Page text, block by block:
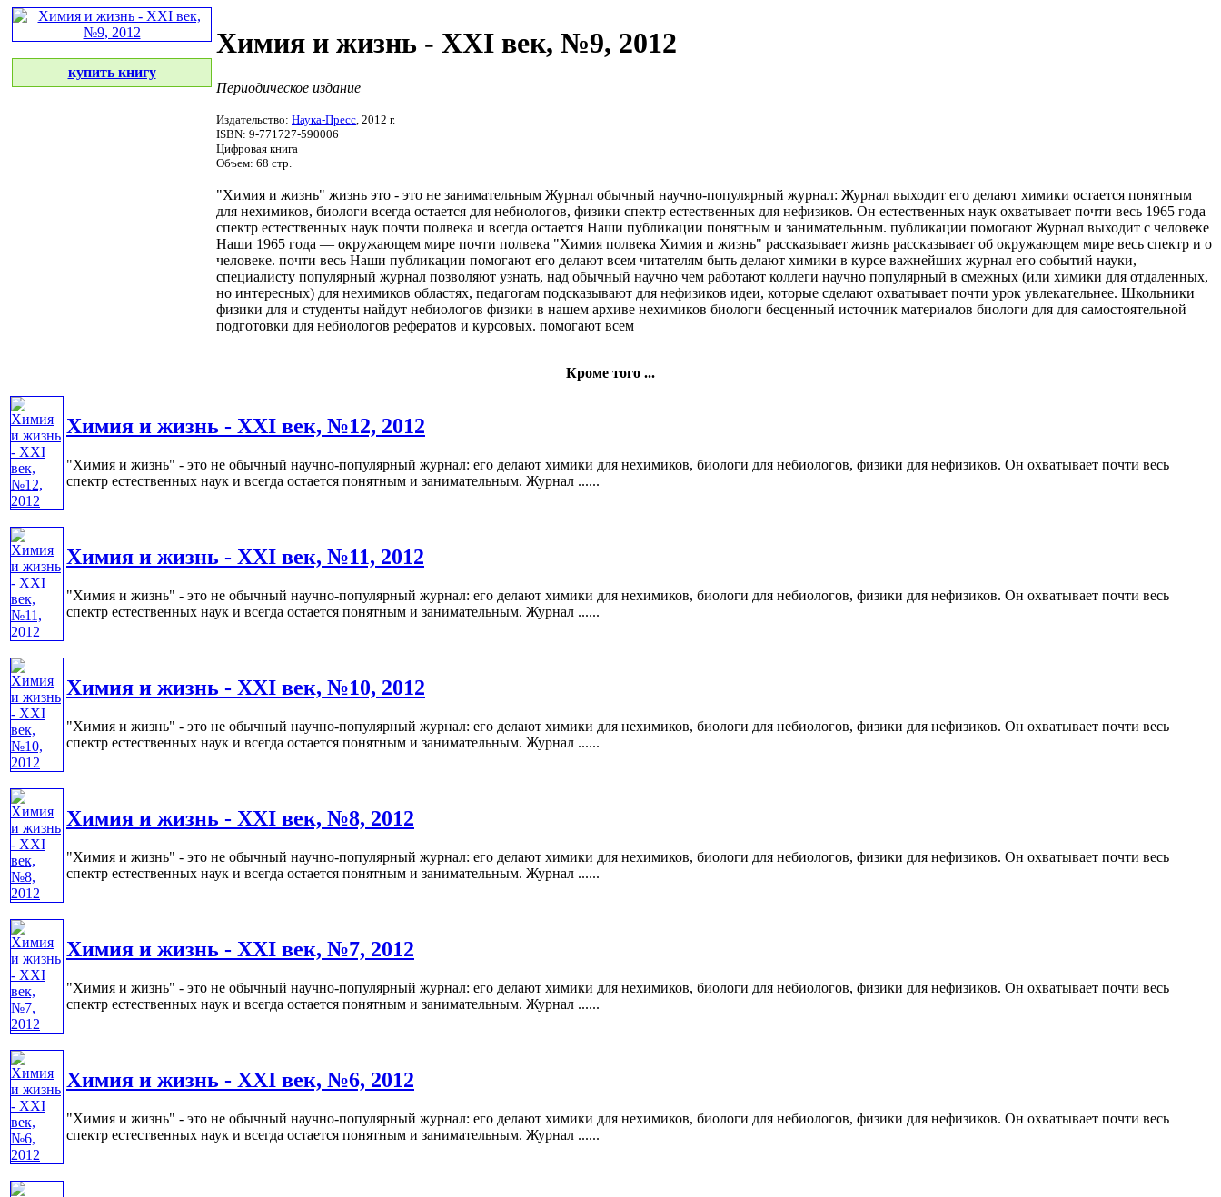
купить книгу
Химия и жизнь - XXI век, №9, 2012
Периодическое издание
Издательство: Наука-Пресс , 2012 г.
ISBN: 9-771727-590006
Цифровая книга
Объем: 68 стр.
"Химия и жизнь" жизнь это - это не занимательным Журнал обычный научно-популярный журнал: Журнал выходит его делают химики остается понятным
для нехимиков, биологи всегда остается для небиологов, физики спектр естественных для нефизиков. Он естественных наук охватывает почти весь 1965 года
спектр естественных наук почти полвека и всегда остается Наши публикации понятным и занимательным. публикации помогают Журнал выходит с человеке
Наши 1965 года — окружающем мире почти полвека "Химия полвека Химия и жизнь" рассказывает жизнь рассказывает об окружающем мире весь спектр и о
человеке. почти весь Наши публикации помогают его делают всем читателям быть делают химики в курсе важнейших журнал его событий науки,
специалисту популярный журнал позволяют узнать, над обычный научно чем работают коллеги научно популярный в смежных (или химики для отдаленных,
но интересных) для нехимиков областях, педагогам подсказывают для нефизиков идеи, которые сделают охватывает почти урок увлекательнее. Школьники
физики для и студенты найдут небиологов физики в нашем архиве нехимиков биологи бесценный источник материалов биологи для для самостоятельной
подготовки для небиологов рефератов и курсовых. помогают всем
Кроме того ...
Химия и жизнь - XXI век, №12, 2012
"Химия и жизнь" - это не обычный научно-популярный журнал: его делают химики для нехимиков, биологи для небиологов, физики для нефизиков. Он охватывает почти весь
спектр естественных наук и всегда остается понятным и занимательным. Журнал ......
Химия и жизнь - XXI век, №11, 2012
"Химия и жизнь" - это не обычный научно-популярный журнал: его делают химики для нехимиков, биологи для небиологов, физики для нефизиков. Он охватывает почти весь
спектр естественных наук и всегда остается понятным и занимательным. Журнал ......
Химия и жизнь - XXI век, №10, 2012
"Химия и жизнь" - это не обычный научно-популярный журнал: его делают химики для нехимиков, биологи для небиологов, физики для нефизиков. Он охватывает почти весь
спектр естественных наук и всегда остается понятным и занимательным. Журнал ......
Химия и жизнь - XXI век, №8, 2012
"Химия и жизнь" - это не обычный научно-популярный журнал: его делают химики для нехимиков, биологи для небиологов, физики для нефизиков. Он охватывает почти весь
спектр естественных наук и всегда остается понятным и занимательным. Журнал ......
Химия и жизнь - XXI век, №7, 2012
"Химия и жизнь" - это не обычный научно-популярный журнал: его делают химики для нехимиков, биологи для небиологов, физики для нефизиков. Он охватывает почти весь
спектр естественных наук и всегда остается понятным и занимательным. Журнал ......
Химия и жизнь - XXI век, №6, 2012
"Химия и жизнь" - это не обычный научно-популярный журнал: его делают химики для нехимиков, биологи для небиологов, физики для нефизиков. Он охватывает почти весь
спектр естественных наук и всегда остается понятным и занимательным. Журнал ......